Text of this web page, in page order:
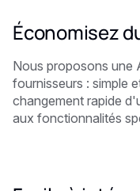
Économisez
Nous proposons une
fournisseurs : simple
changement rapide
aux fonctionnalités